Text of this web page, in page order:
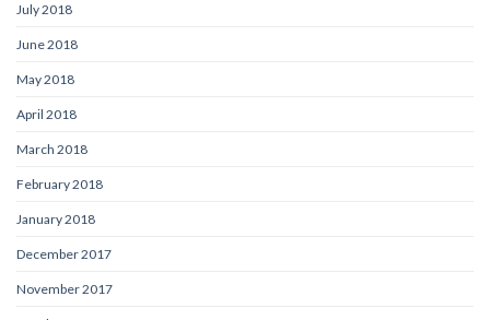
July 2018
June 2018
May 2018
April 2018
March 2018
February 2018
January 2018
December 2017
November 2017